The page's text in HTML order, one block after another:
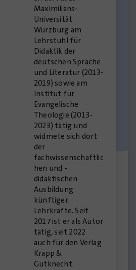
Maximilians-
Universität
Würzburg am
Lehrstuhl für
Didaktik der
deutschen Sprache
und Literatur (2013-
2019) sowie am
Institut für
Evangelische
Theologie (2013-
2023) tätig und
widmete sich dort
der
fachwissenschaftlic
hen und -
didaktischen
Ausbildung
künftiger
Lehrkräfte. Seit
2017 ist er als Autor
tätig, seit 2022
auch für den Verlag
Krapp &
Gutknecht.